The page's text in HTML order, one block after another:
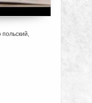
польский,